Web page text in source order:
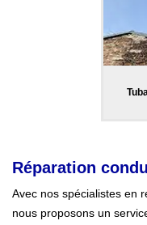
Réparation
Avec nos spécialistes en
nous proposons un